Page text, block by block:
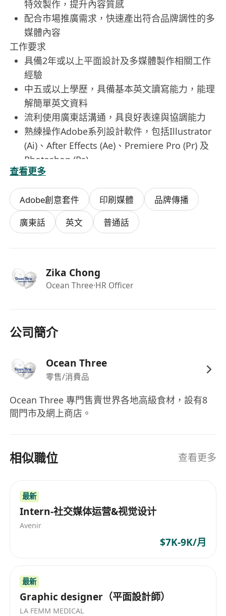
特效製作，提升內容質感
配合市場推廣需求，快速產出符合品牌調性的多
媒體內容
工作要求
具備2年或以上平面設計及多媒體製作相關工作
經驗
中五或以上學歷，具備基本英文讀寫能力，能理
解簡單英文資料
流利使用廣東話溝通，具良好表達與協調能力
熟練操作Adobe系列設計軟件，包括Illustrator
(Ai)、After Effects (Ae)、Premiere Pro (Pr) 及
Photoshop (Ps)
熟悉MS Office等文書處理軟體；具食品行業設
計經驗或熟悉社交媒體運營者優先考慮
福利
提供完善勞工保障，包括勞工保險及強積金供款
享有法定公眾假期、年假、病假及其他有薪假期
工作地點鄰近葵湧港鐵葵興站，交通便利，方便
通勤
查看更多
Adobe創意套件 印刷媒體
品牌傳播
廣東話
英文 普通話
Zika Chong
Ocean Three·HR Officer
公司簡介
Ocean Three
零售/消費品
Ocean Three 專門售賣世界各地高級食材，設有8
間門市及網上商店。
相似職位 查看更多
最新
Intern-社交媒体运营&视觉设计
Avenir
$7K-9K/月
最新
Graphic designer（平面設計師）
LA FEMM MEDICAL